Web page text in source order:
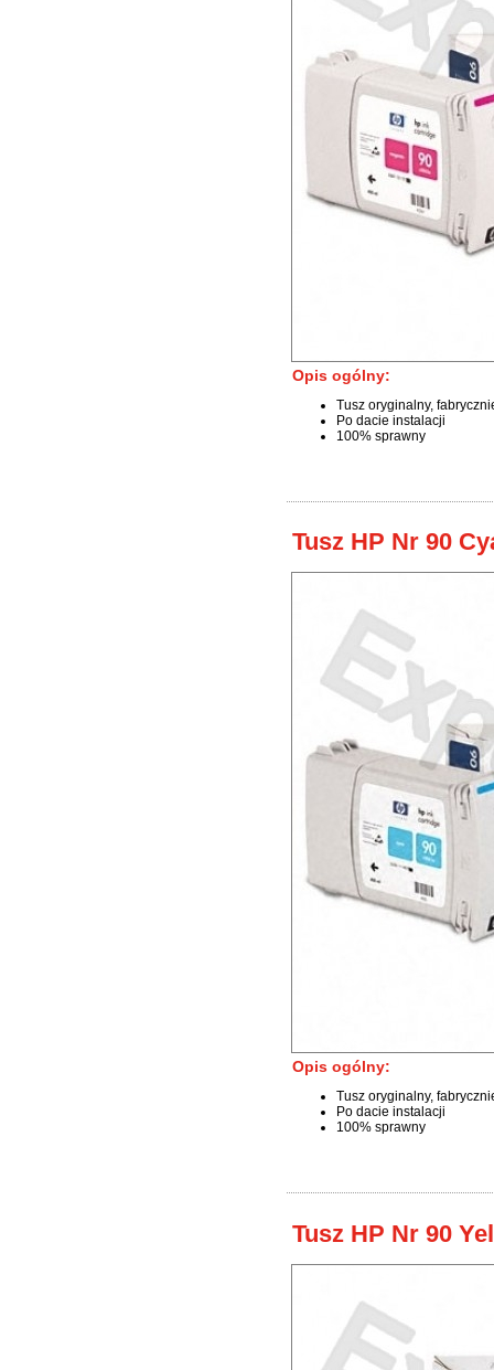
Opis ogólny:
Tusz oryginalny,
Po dacie instalacji
100% sprawny
Tusz HP Nr 90
Opis ogólny:
Tusz oryginalny,
Po dacie instalacji
100% sprawny
Tusz HP Nr 90